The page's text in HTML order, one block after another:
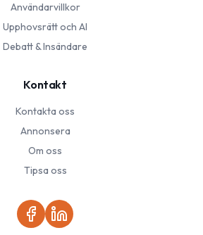
Användarvillkor
Upphovsrätt och AI
Debatt & Insändare
Kontakt
Kontakta oss
Annonsera
Om oss
Tipsa oss